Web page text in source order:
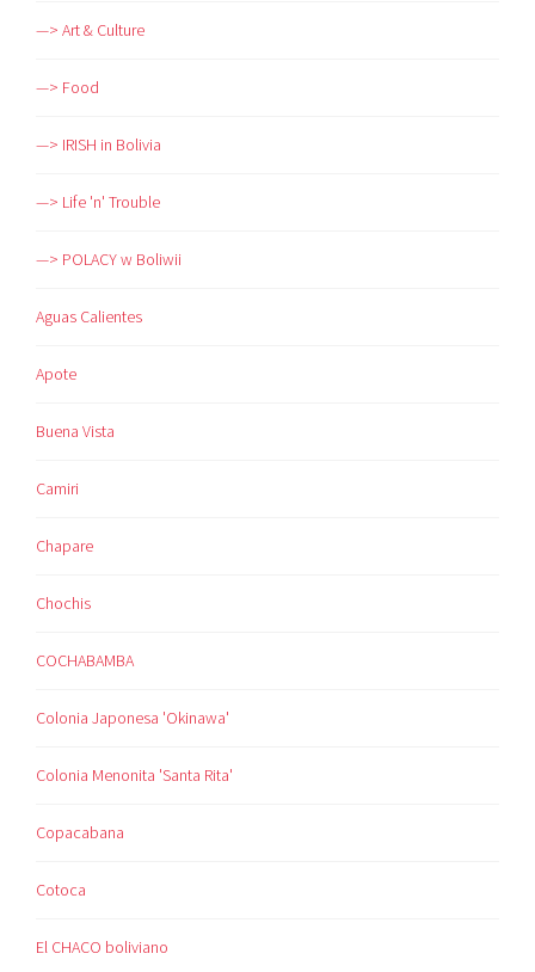
—> Art & Culture
—> Food
—> IRISH in Bolivia
—> Life 'n' Trouble
—> POLACY w Boliwii
Aguas Calientes
Apote
Buena Vista
Camiri
Chapare
Chochis
COCHABAMBA
Colonia Japonesa 'Okinawa'
Colonia Menonita 'Santa Rita'
Copacabana
Cotoca
El CHACO boliviano